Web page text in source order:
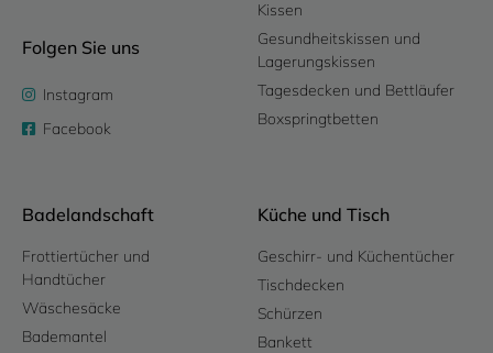
Folgen Sie uns
Instagram
Facebook
Kissen
Gesundheitskissen und
Lagerungskissen
Tagesdecken und Bettläufer
Boxspringtbetten
Badelandschaft
Frottiertücher und
Handtücher
Wäschesäcke
Bademantel
Küche und Tisch
Geschirr- und Küchentücher
Tischdecken
Schürzen
Bankett